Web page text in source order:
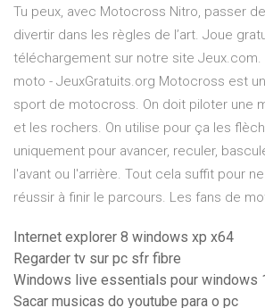
Tu peux, avec Motocross Nitro, passer
divertir dans les règles de l’art. Joue
téléchargement sur notre site
moto - JeuxGratuits.org Motocross est
sport de motocross. On doit piloter une
et les rochers. On utilise pour ça les
uniquement pour avancer, reculer,
l'avant ou l'arrière. Tout cela suffit pour
réussir à finir le parcours. Les fans de
Internet explorer 8 windows xp x64
Regarder tv sur pc sfr fibre
Windows live essentials pour windows
Sacar musicas do youtube para o pc